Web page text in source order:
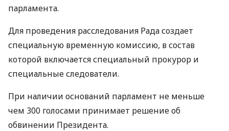
парламента.
Для проведения расследования Рада создает
специальную временную комиссию, в состав
которой включается специальный прокурор и
специальные следователи.
При наличии оснований парламент не меньше
чем 300 голосами принимает решение об
обвинении Президента.